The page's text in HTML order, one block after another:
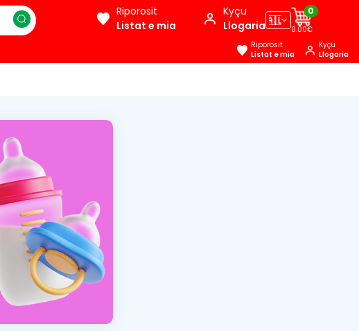
Riporosit
Listat e mia
Kyçu
Llogaria🇦🇱
0
0.00€
Riporosit
Listat e mia
Kyçu
Llogaria